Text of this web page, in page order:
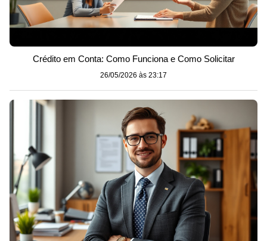
Crédito em Conta: Como Funciona e Como Solicitar
26/05/2026 às 23:17